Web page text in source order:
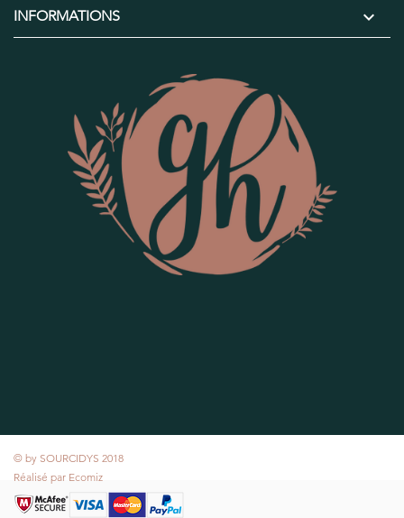
INFORMATIONS 
© by SOURCIDYS 2018
Réalisé par Ecomiz